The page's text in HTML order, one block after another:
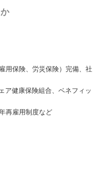
用保険、労災保険）完備、社
ア健康保険組合、ベネフィッ
再雇用制度など